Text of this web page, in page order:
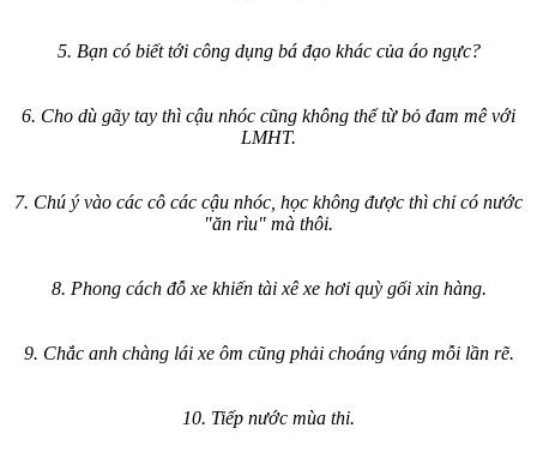
5. Bạn có biết tới công dụng bá đạo khác của áo ngực?
6. Cho dù gãy tay thì cậu nhóc cũng không thể từ bỏ đam mê với
LMHT.
7. Chú ý vào các cô các cậu nhóc, học không được thì chỉ có nước
"ăn rìu" mà thôi.
8. Phong cách đỗ xe khiến tài xê xe hơi quỳ gối xin hàng.
9. Chắc anh chàng lái xe ôm cũng phải choáng váng mỗi lần rẽ.
10. Tiếp nước mùa thi.